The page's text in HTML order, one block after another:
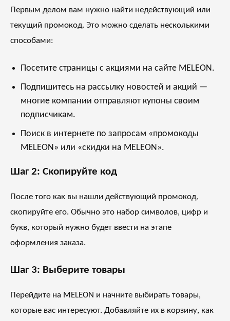
Первым делом вам нужно найти недействующий или
текущий промокод. Это можно сделать несколькими
способами:
Посетите страницы с акциями на сайте MELEON.
Подпишитесь на рассылку новостей и акций —
многие компании отправляют купоны своим
подписчикам.
Поиск в интернете по запросам «промокоды
MELEON» или «скидки на MELEON».
Шаг 2: Скопируйте код
После того как вы нашли действующий промокод,
скопируйте его. Обычно это набор символов, цифр и
букв, который нужно будет ввести на этапе
оформления заказа.
Шаг 3: Выберите товары
Перейдите на MELEON и начните выбирать товары,
которые вас интересуют. Добавляйте их в корзину, как